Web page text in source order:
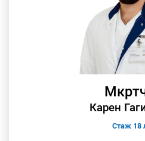
Карен
Стаж 18